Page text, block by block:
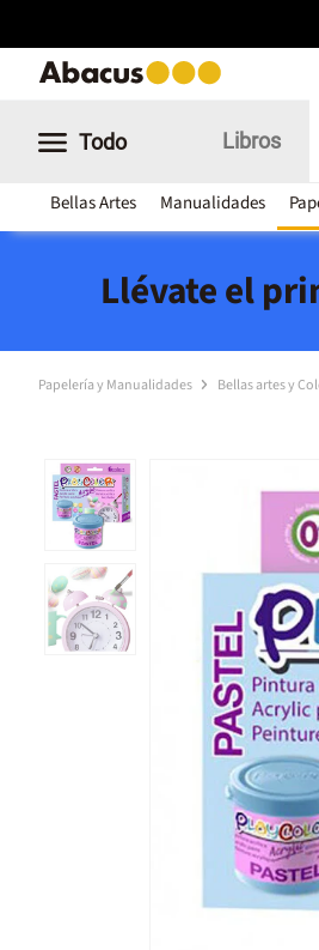
Todo Libros
Bellas Artes Manualidades
Llévate el
Papelería y Manualidades Bellas artes y